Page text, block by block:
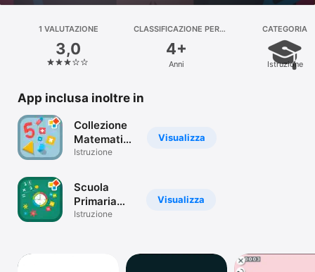
Piattaforma
iPhone
Watch
TV
1 VALUTAZIONE
3,0
CLASSIFICAZIONE PER
4+
Anni
CATEGORIA
Istruzione
App inclusa inoltre in
Visualizza
Collezione
Matematica
Montessori
Istruzione
Visualizza
Scuola
Primaria
Montessori
Istruzione